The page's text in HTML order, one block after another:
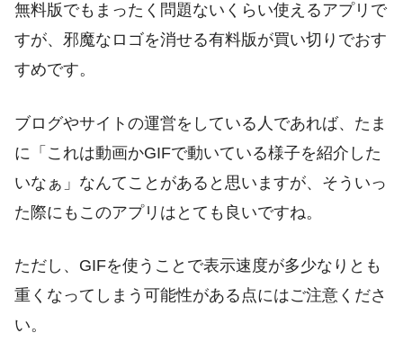
無料版でもまったく問題ないくらい使えるアプリで
すが、邪魔なロゴを消せる有料版が買い切りでおす
すめです。
ブログやサイトの運営をしている人であれば、たま
に「これは動画かGIFで動いている様子を紹介した
いなぁ」なんてことがあると思いますが、そういっ
た際にもこのアプリはとても良いですね。
ただし、GIFを使うことで表示速度が多少なりとも
重くなってしまう可能性がある点にはご注意くださ
い。